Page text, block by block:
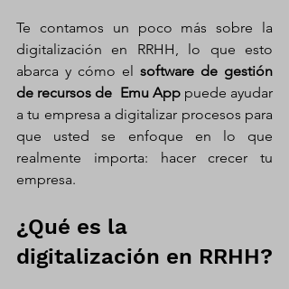
Te contamos un poco más sobre la
digitalización en RRHH, lo que esto
abarca y cómo el software de gestión
de recursos de Emu App puede ayudar
a tu empresa a digitalizar procesos para
que usted se enfoque en lo que
realmente importa: hacer crecer tu
empresa.
¿Qué es la
digitalización en RRHH?